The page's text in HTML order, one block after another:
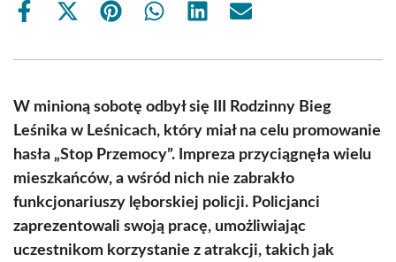
Share
Share
(Twitter)
Share Share Share Share
W minioną sobotę odbył się III Rodzinny Bieg
Leśnika w Leśnicach, który miał na celu promowanie
hasła „Stop Przemocy”. Impreza przyciągnęła wielu
mieszkańców, a wśród nich nie zabrakło
funkcjonariuszy lęborskiej policji. Policjanci
zaprezentowali swoją pracę, umożliwiając
uczestnikom korzystanie z atrakcji, takich jak